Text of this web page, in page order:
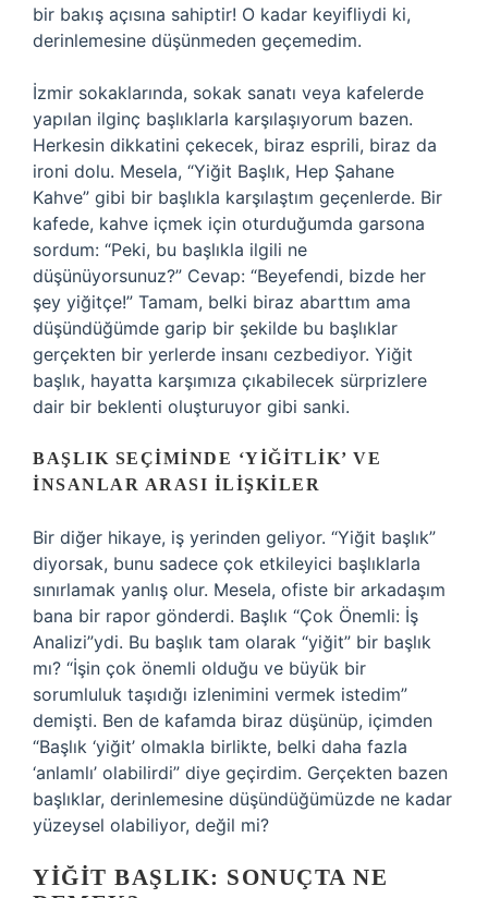
bir bakış açısına sahiptir! O kadar keyifliydi ki,
derinlemesine düşünmeden geçemedim.
İzmir sokaklarında, sokak sanatı veya kafelerde
yapılan ilginç başlıklarla karşılaşıyorum bazen.
Herkesin dikkatini çekecek, biraz esprili, biraz da
ironi dolu. Mesela, “Yiğit Başlık, Hep Şahane
Kahve” gibi bir başlıkla karşılaştım geçenlerde. Bir
kafede, kahve içmek için oturduğumda garsona
sordum: “Peki, bu başlıkla ilgili ne
düşünüyorsunuz?” Cevap: “Beyefendi, bizde her
şey yiğitçe!” Tamam, belki biraz abarttım ama
düşündüğümde garip bir şekilde bu başlıklar
gerçekten bir yerlerde insanı cezbediyor. Yiğit
başlık, hayatta karşımıza çıkabilecek sürprizlere
dair bir beklenti oluşturuyor gibi sanki.
BAŞLIK SEÇIMINDE ‘YIĞITLIK’ VE
İNSANLAR ARASI İLIŞKILER
Bir diğer hikaye, iş yerinden geliyor. “Yiğit başlık”
diyorsak, bunu sadece çok etkileyici başlıklarla
sınırlamak yanlış olur. Mesela, ofiste bir arkadaşım
bana bir rapor gönderdi. Başlık “Çok Önemli: İş
Analizi”ydi. Bu başlık tam olarak “yiğit” bir başlık
mı? “İşin çok önemli olduğu ve büyük bir
sorumluluk taşıdığı izlenimini vermek istedim”
demişti. Ben de kafamda biraz düşünüp, içimden
“Başlık ‘yiğit’ olmakla birlikte, belki daha fazla
‘anlamlı’ olabilirdi” diye geçirdim. Gerçekten bazen
başlıklar, derinlemesine düşündüğümüzde ne kadar
yüzeysel olabiliyor, değil mi?
YIĞIT BAŞLIK: SONUÇTA NE